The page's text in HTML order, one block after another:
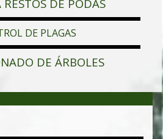
RESTOS DE PODAS
DE PLAGAS
DE ÁRBOLES